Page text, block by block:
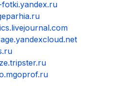
fotki.yandex.ru